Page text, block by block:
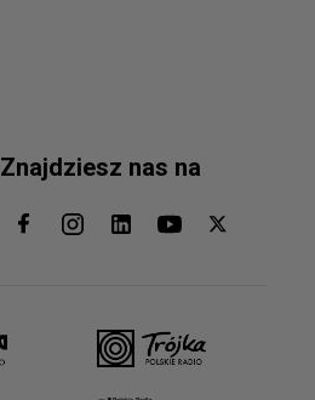
Znajdziesz nas na